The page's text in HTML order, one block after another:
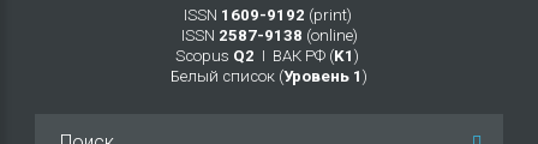
ISSN 1609-9192 (print)
ISSN 2587-9138 (online)
Scopus Q2 Ι ВАК РФ (K1 )
Белый список (Уровень 1 )